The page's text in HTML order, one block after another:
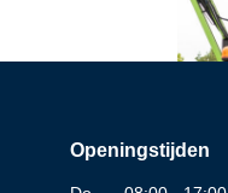
Openingstijden